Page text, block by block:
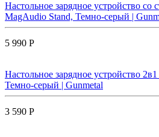
Настольное зарядное устройство со
MagAudio Stand, Темно-серый |
5 990 Р
Настольное зарядное устройство
Темно-серый | Gunmetal
3 590 Р